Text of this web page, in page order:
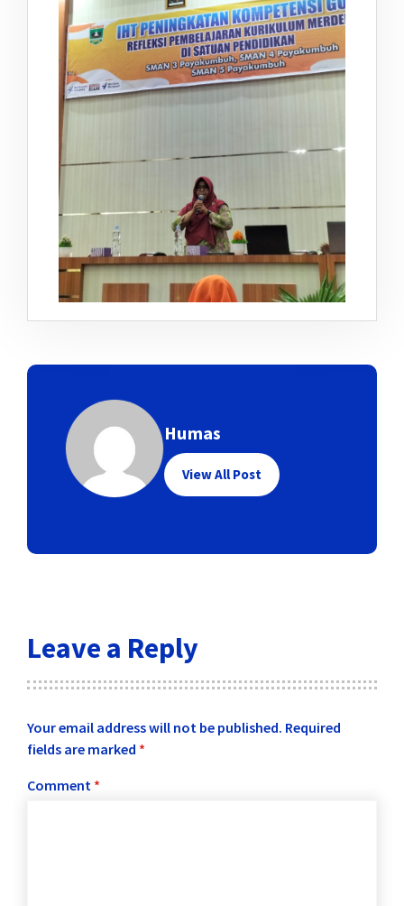
Humas
View All Post
Leave a Reply
Your email address will not be published. Required
fields are marked *
Comment *